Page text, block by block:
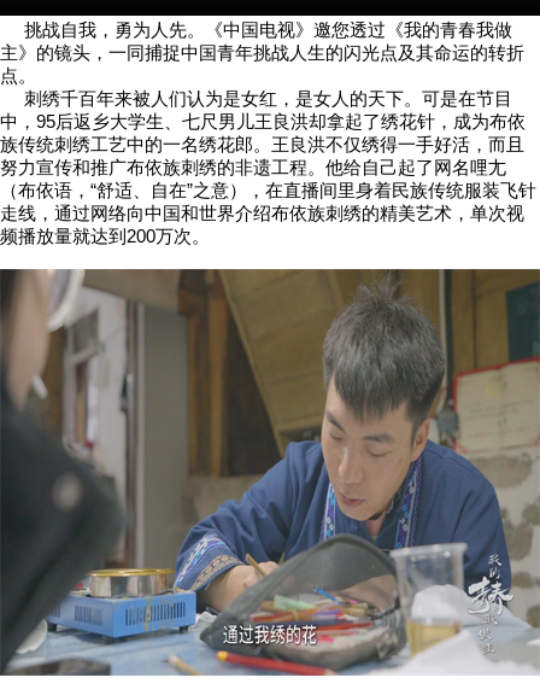
挑战自我，勇为人先。《中国电视》邀您透过《我的青春我做
主》的镜头，一同捕捉中国青年挑战人生的闪光点及其命运的转折
点。
刺绣千百年来被人们认为是女红，是女人的天下。可是在节目
中，95后返乡大学生、七尺男儿王良洪却拿起了绣花针，成为布依
族传统刺绣工艺中的一名绣花郎。王良洪不仅绣得一手好活，而且
努力宣传和推广布依族刺绣的非遗工程。他给自己起了网名哩尢
（布依语，“舒适、自在”之意），在直播间里身着民族传统服装飞针
走线，通过网络向中国和世界介绍布依族刺绣的精美艺术，单次视
频播放量就达到200万次。